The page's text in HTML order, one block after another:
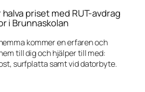
priset med RUT-avdrag
i Brunnaskolan
kommer en erfaren och
till dig och hjälper till med:
surfplatta samt vid datorbyte.